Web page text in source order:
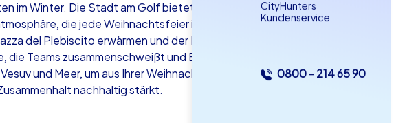
Xmas iPad Tour
im Winter. Die Stadt am Golf bietet eine einmalige
die jede Weihnachtsfeier in Neapel zu einem
del Plebiscito erwärmen und der Duft von frisch
Teams zusammenschweißt und Erinnerungen schafft,
und Meer, um aus Ihrer Weihnachtsfeier in Neapel
nachhaltig stärkt.
CityHunters
Kundenservice
0800 - 214 65 90